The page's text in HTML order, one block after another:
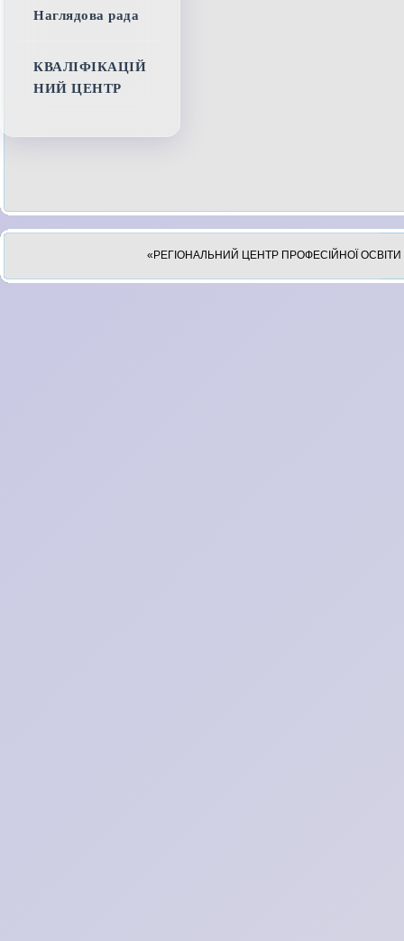
Наглядова рада
КВАЛІФІКАЦІЙ
НИЙ ЦЕНТР
«РЕГІОНАЛЬНИЙ ЦЕНТР ПРОФЕСІЙНОЇ